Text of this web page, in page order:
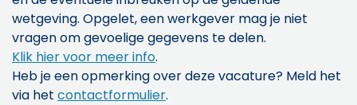
wetgeving. Opgelet, een werkgever mag je niet
vragen om gevoelige gegevens te delen.
Klik hier voor meer info.
Heb je een opmerking over deze vacature? Meld het
via het contactformulier.